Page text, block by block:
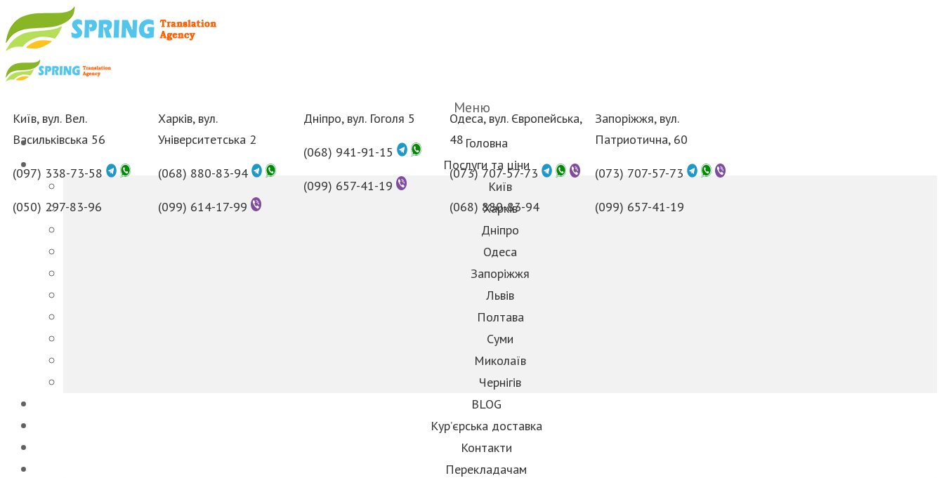
Київ, вул. Вел.
Васильківська 56
(097) 338-73-58
(050) 297-83-96
Харків, вул.
Університетська 2
(068) 880-83-94
(099) 614-17-99
Дніпро, вул. Гоголя 5
(068) 941-91-15
(099) 657-41-19
Одеса, вул. Європейська,
48
(073) 707-57-73
(068) 880-83-94
Запоріжжя, вул.
Патриотична, 60
(073) 707-57-73
(099) 657-41-19
Меню
Головна
Послуги та ціни
Київ
Харків
Дніпро
Одеса
Запоріжжя
Львів
Полтава
Суми
Миколаїв
Чернігів
BLOG
Кур’єрська доставка
Контакти
Перекладачам